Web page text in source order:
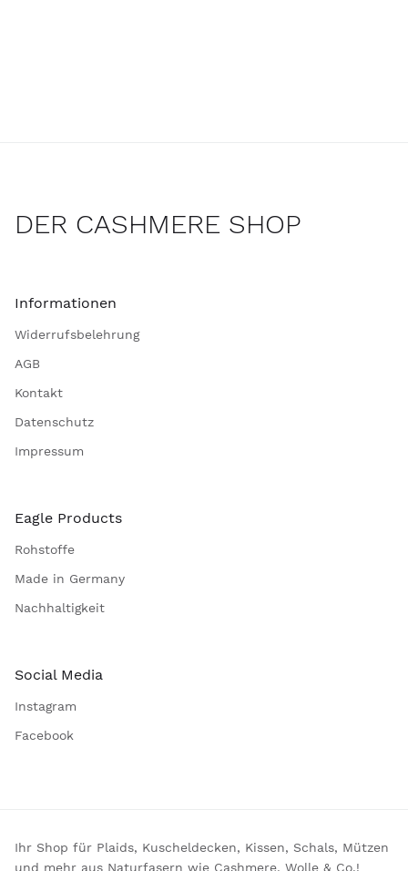
DER CASHMERE SHOP
Informationen
Widerrufsbelehrung
AGB
Kontakt
Datenschutz
Impressum
Eagle Products
Rohstoffe
Made in Germany
Nachhaltigkeit
Social Media
Instagram
Facebook
Ihr Shop für Plaids, Kuscheldecken, Kissen, Schals, Mützen
und mehr aus Naturfasern wie Cashmere, Wolle & Co.!